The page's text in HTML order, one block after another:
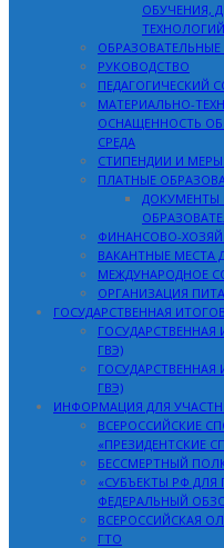
ОБУЧЕНИЯ,
ТЕХНОЛОГИЙ
РУКОВОДСТВО
ПЕДАГОГИЧЕСКИЙ
МАТЕРИАЛЬНО-
ОСНАЩЕННОСТЬ
СРЕДА
СТИПЕНДИИ И
ПЛАТНЫЕ
ДОКУМЕНТЫ
ФИНАНСОВО-
ВАКАНТНЫЕ МЕСТА
МЕЖДУНАРОДНОЕ
ОРГАНИЗАЦИЯ
ГОСУДАРСТВЕННАЯ
ГОСУДАРСТВЕННАЯ
ГВЭ)
ГОСУДАРСТВЕННАЯ
ГВЭ)
ИНФОРМАЦИЯ ДЛЯ
ВСЕРОССИЙСКИЕ
«ПРЕЗИДЕНТСКИЕ
БЕССМЕРТНЫЙ ПОЛК
«СУБЪЕКТЫ РФ
ФЕДЕРАЛЬНЫЙ
ВСЕРОССИЙСКАЯ
ГТО